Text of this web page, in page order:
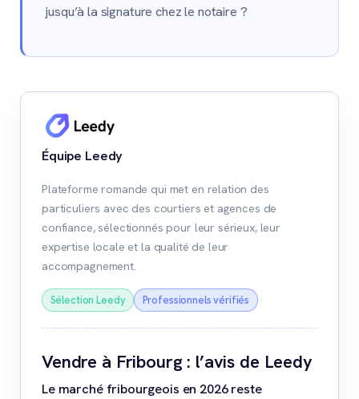
jusqu’à la signature chez le notaire ?
Équipe Leedy
Plateforme romande qui met en relation des
particuliers avec des courtiers et agences de
confiance, sélectionnés pour leur sérieux, leur
expertise locale et la qualité de leur
accompagnement.
Sélection Leedy Professionnels vérifiés
Vendre à Fribourg : l’avis de Leedy
Le marché fribourgeois en 2026 reste